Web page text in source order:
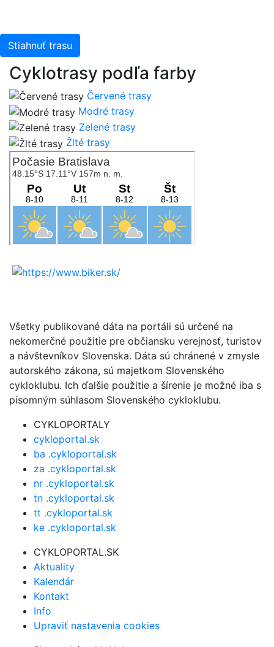
Stiahnuť trasu
Cyklotrasy podľa farby
Červené trasy
Modré trasy
Zelené trasy
Žlté trasy
Všetky publikované dáta na portáli sú určené na
nekomerčné použitie pre občiansku verejnosť, turistov
a návštevníkov Slovenska. Dáta sú chránené v zmysle
autorského zákona, sú majetkom Slovenského
cykloklubu. Ich ďalšie použitie a šírenie je možné iba s
písomným súhlasom Slovenského cykloklubu.
CYKLOPORTALY
cykloportal.sk
ba .cykloportal.sk
za .cykloportal.sk
nr .cykloportal.sk
tn .cykloportal.sk
tt .cykloportal.sk
ke .cykloportal.sk
CYKLOPORTAL.SK
Aktuality
Kalendár
Kontakt
Info
Upraviť nastavenia cookies